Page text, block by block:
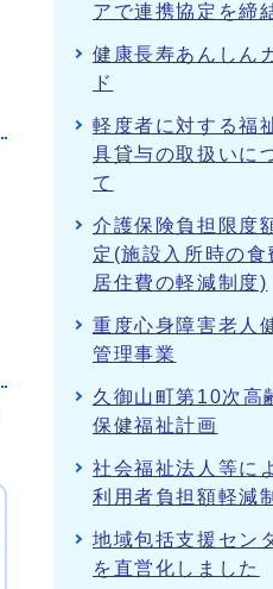
アで連携協定を締
健康長寿あんしん
ド
軽度者に対する福
具貸与の取扱いに
て
介護保険負担限度
定(施設入所時の食
居住費の軽減制度)
重度心身障害老人
管理事業
久御山町第10次高
保健福祉計画
社会福祉法人等に
利用者負担額軽減
地域包括支援セン
を直営化しました